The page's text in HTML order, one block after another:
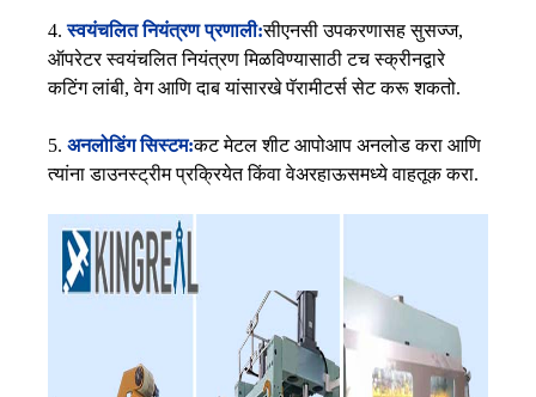
4.स्वयंचलित नियंत्रण प्रणाली:सीएनसी उपकरणासह सुसज्ज,
ऑपरेटर स्वयंचलित नियंत्रण मिळविण्यासाठी टच स्क्रीनद्वारे
कटिंग लांबी, वेग आणि दाब यांसारखे पॅरामीटर्स सेट करू शकतो.
5. अनलोडिंग सिस्टम:कट मेटल शीट आपोआप अनलोड करा आणि
त्यांना डाउनस्ट्रीम प्रक्रियेत किंवा वेअरहाऊसमध्ये वाहतूक करा.